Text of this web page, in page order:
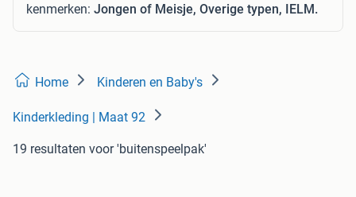
kenmerken: Jongen of Meisje, Overige typen, IELM.
Home Kinderen en Baby's
Kinderkleding | Maat 92
19 resultaten voor 'buitenspeelpak'